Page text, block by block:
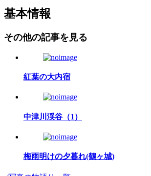
基本情報
その他の記事を見る
紅葉の大内宿
中津川渓谷（1）
梅雨明けの夕暮れ(鶴ヶ城)